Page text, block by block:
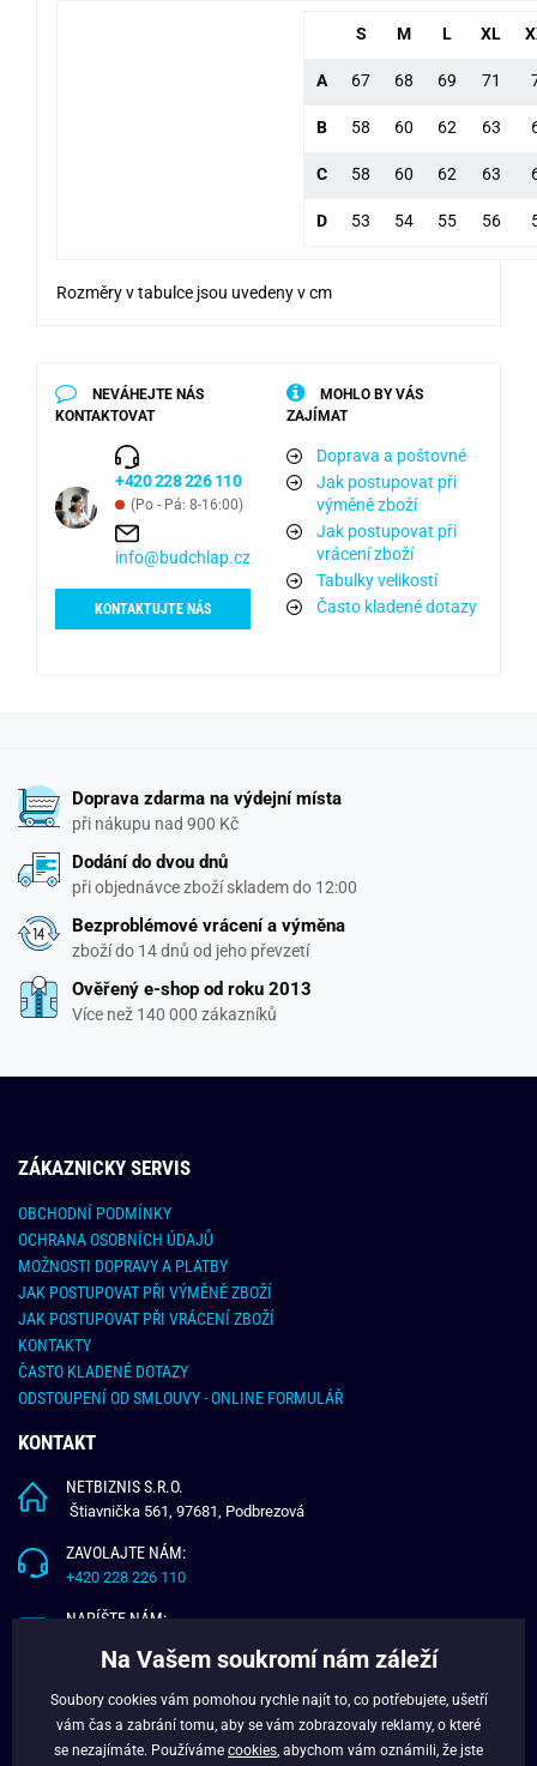
S M L XL
A 67 68 69 71
B 58 60 62 63
C 58 60 62 63
D 53 54 55 56
Rozměry v tabulce jsou uvedeny v cm
NEVÁHEJTE NÁS
KONTAKTOVAT
+420 228 226 110
(Po - Pá: 8-16:00)
info@budchlap.cz
KONTAKTUJTE NÁS
MOHLO BY VÁS
ZAJÍMAT
Doprava a poštovné
Jak postupovat při
výměně zboží
Jak postupovat při
vrácení zboží
Tabulky velikostí
Často kladené dotazy
Doprava zdarma na výdejní místa
při nákupu nad 900 Kč
Dodání do dvou dnů
při objednávce zboží skladem do 12:00
Bezproblémové vrácení a výměna
zboží do 14 dnů od jeho převzetí
Ověřený e-shop od roku 2013
Více než 140 000 zákazníků
ZÁKAZNICKY SERVIS
OBCHODNÍ PODMÍNKY
OCHRANA OSOBNÍCH ÚDAJŮ
MOŽNOSTI DOPRAVY A PLATBY
JAK POSTUPOVAT PŘI VÝMĚNĚ ZBOŽÍ
JAK POSTUPOVAT PŘI VRÁCENÍ ZBOŽÍ
KONTAKTY
ČASTO KLADENÉ DOTAZY
ODSTOUPENÍ OD SMLOUVY - ONLINE FORMULÁŘ
KONTAKT
NETBIZNIS S.R.O.
Štiavnička 561, 97681, Podbrezová
ZAVOLAJTE NÁM:
+420 228 226 110
NAPÍŠTE NÁM:
O NÁS
VĚRNOSTNÍ PROGRAM
Na Vašem soukromí nám záleží
Soubory cookies vám pomohou rychle najít to, co potřebujete, ušetří
vám čas a zabrání tomu, aby se vám zobrazovaly reklamy, o které
se nezajímáte. Používáme cookies , abychom vám oznámili, že jste